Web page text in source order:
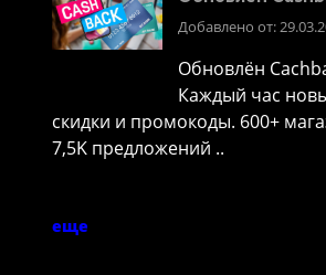
Добавлено от:
Обновлён
Каждый час
скидки и промокоды. 600+
7,5K предложений ..
еще